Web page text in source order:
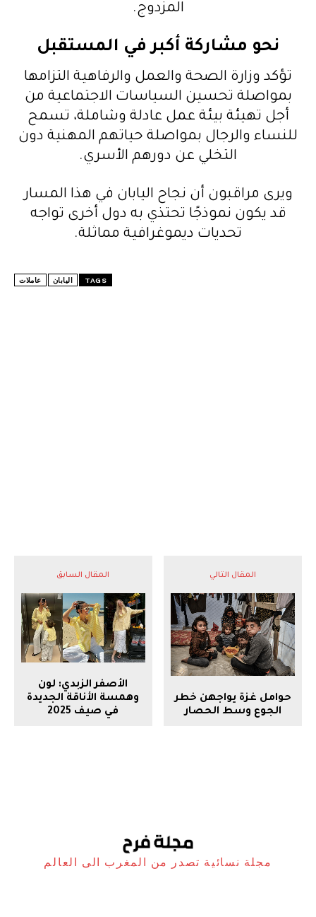
المزدوج.
نحو مشاركة أكبر في المستقبل
تؤكد وزارة الصحة والعمل والرفاهية التزامها
بمواصلة تحسين السياسات الاجتماعية من
أجل تهيئة بيئة عمل عادلة وشاملة، تسمح
للنساء والرجال بمواصلة حياتهم المهنية دون
التخلي عن دورهم الأسري.
ويرى مراقبون أن نجاح اليابان في هذا المسار
قد يكون نموذجًا تحتذي به دول أخرى تواجه
تحديات ديموغرافية مماثلة.
TAGS اليابان عاملات
المقال السابق
الأصفر الزبدي: لون
وهمسة الأناقة الجديدة
في صيف 2025
المقال التالي
حوامل غزة يواجهن خطر
الجوع وسط الحصار
مجلة نسائية تصدر من المغرب الى العالم